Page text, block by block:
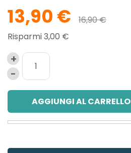
13,90 €
16,90 €
Risparmi 3,00 €
AGGIUNGI AL CARRELLO